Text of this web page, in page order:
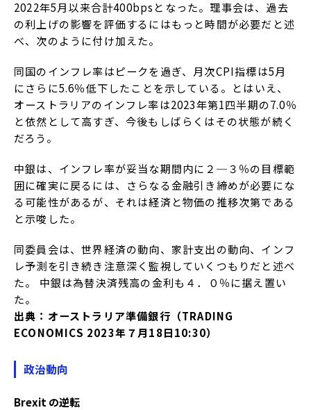
2022年5月以来合計400bpsとなった。理事会は、過去
の利上げの影響を評価するにはもっと時間が必要だと述
べ、次のように付け加えた。
同国のインフレ率はピークを過ぎ、月次CPI指標は5月
にさらに5.6％低下したことを示している。とはいえ、
オーストラリアのインフレ率は2023年第1四半期の7.0％
と依然として高すぎ、今後もしばらくはその状態が続く
だろう。
中銀は、インフレ率が妥当な期間内に２─３％の目標範
囲に確実に戻るには、さらなる金融引き締めが必要にな
る可能性があるが、それは経済と物価の推移次第である
と示唆した。
同委員会は、世界経済の動向、家計支出の動向、インフ
レ予測を引き続き注意深く監視していくつもりだと述べ
た。 中銀は為替決済残高の金利も４．０％に据え置い
た。
出典：オーストラリア準備銀行（TRADING
ECONOMICS 2023年７月18日10:30）
政治動向
Brexit の逆転